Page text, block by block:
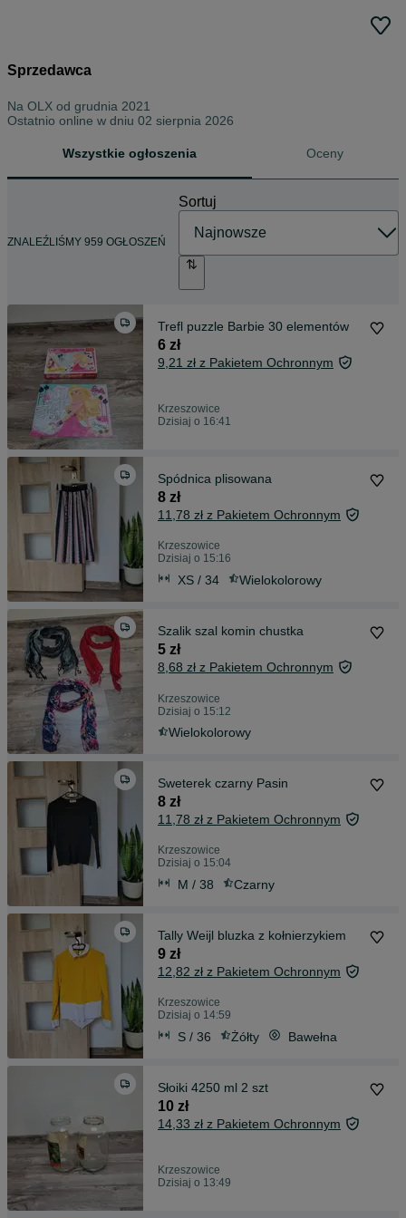
Sprzedawca
Na OLX od grudnia 2021
Ostatnio online w dniu 02 sierpnia 2026
Wszystkie ogłoszenia Oceny
ZNALEŹLIŚMY 959 OGŁOSZEŃ
Sortuj
Trefl puzzle Barbie 30 elementów
6 zł
9,21 zł z Pakietem Ochronnym
Krzeszowice
Dzisiaj o 16:41
Spódnica plisowana
8 zł
11,78 zł z Pakietem Ochronnym
Krzeszowice
Dzisiaj o 15:16
XS / 34 Wielokolorowy
Szalik szal komin chustka
5 zł
8,68 zł z Pakietem Ochronnym
Krzeszowice
Dzisiaj o 15:12
Wielokolorowy
Sweterek czarny Pasin
8 zł
11,78 zł z Pakietem Ochronnym
Krzeszowice
Dzisiaj o 15:04
M / 38 Czarny
Tally Weijl bluzka z kołnierzykiem
9 zł
12,82 zł z Pakietem Ochronnym
Krzeszowice
Dzisiaj o 14:59
S / 36 Żółty Bawełna
Słoiki 4250 ml 2 szt
10 zł
14,33 zł z Pakietem Ochronnym
Krzeszowice
Dzisiaj o 13:49